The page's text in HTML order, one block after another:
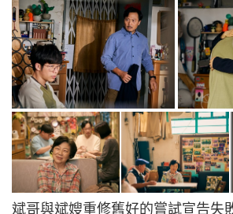
斌哥與斌嫂重修舊好的嘗試宣告失